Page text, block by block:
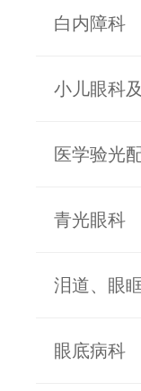
白内障科
小儿眼科
医学验光
青光眼科
泪道、眼
眼底病科